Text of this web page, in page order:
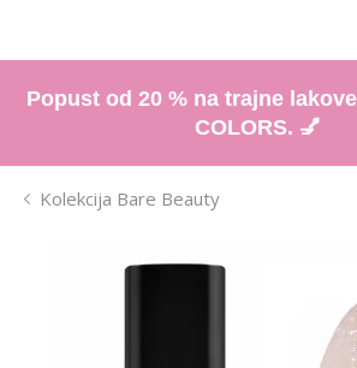
Popust od 20 % na trajne
COLORS. 💅
Kolekcija Bare Beauty